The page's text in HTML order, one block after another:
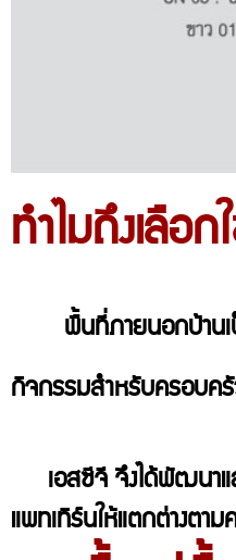
ทำไมถึงเลือก
พื้นที่ภายนอกบ้านเป็น
กิจกรรมสำหรับครอบครั
เอสซีจี จึงได้พัฒนาและ
แพทเทิร์นให้แตกต่างต